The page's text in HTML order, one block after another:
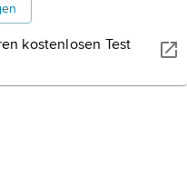
kostenlosen Test